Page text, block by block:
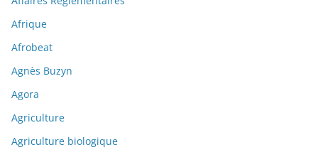
Afrique
Afrobeat
Agnès Buzyn
Agora
Agriculture
Agriculture biologique